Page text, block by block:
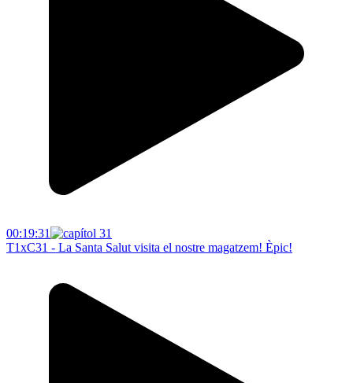
00:19:31
T1xC31 - La Santa Salut visita el nostre magatzem! Èpic!